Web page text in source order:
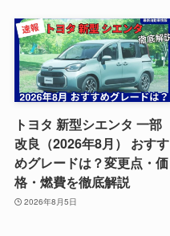
トヨタ 新型シエンタ 一部
改良（2026年8月） おすす
めグレードは？変更点・価
格・燃費を徹底解説
2026年8月5日